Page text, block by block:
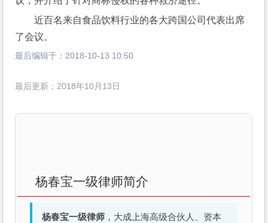
近百名来自食品饮料行业的各大跨国公司代表出席
了会议。
最后编辑于： 2018-10-13 10:50
最后更新：2018年10月13日
杨春宝一级律师简介
杨春宝一级律师 ，大成上海高级合伙人、资本